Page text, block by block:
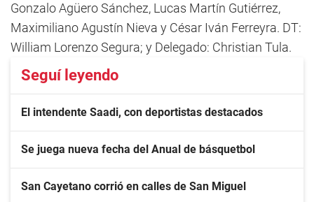
Gonzalo Agüero Sánchez, Lucas Martín Gutiérrez,
Maximiliano Agustín Nieva y César Iván Ferreyra. DT:
William Lorenzo Segura; y Delegado: Christian Tula.
Seguí leyendo
El intendente Saadi, con deportistas destacados
Se juega nueva fecha del Anual de básquetbol
San Cayetano corrió en calles de San Miguel